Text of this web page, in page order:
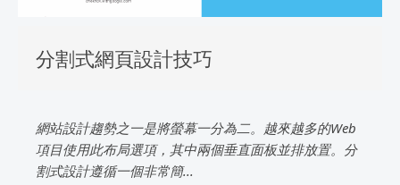
分割式網頁設計技巧
網站設計趨勢之一是將螢幕一分為二。越來越多的Web
項目使用此布局選項，其中兩個垂直面板並排放置。分
割式設計遵循一個非常簡...